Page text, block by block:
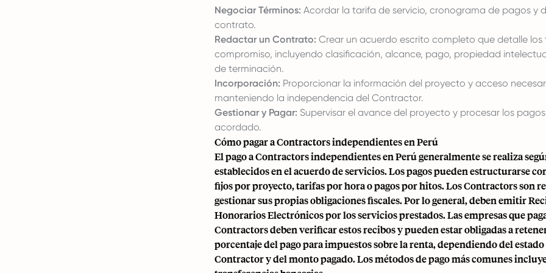
Negociar Términos: Acordar la tarifa de servicio, cronograma de pagos y
contrato.
Redactar un Contrato: Crear un acuerdo escrito completo que detalle los
compromiso, incluyendo clasificación, alcance, pago, propiedad
de terminación.
Incorporación: Proporcionar la información del proyecto y acceso
manteniendo la independencia del Contractor.
Gestionar y Pagar: Supervisar el avance del proyecto y procesar los
acordado.
Cómo pagar a Contractors independientes en Perú
El pago a Contractors independientes en Perú generalmente se realiza
establecidos en el acuerdo de servicios. Los pagos pueden estructurarse
fijos por proyecto, tarifas por hora o pagos por hitos. Los Contractors son
gestionar sus propias obligaciones fiscales. Por lo general, deben emitir
Honorarios Electrónicos por los servicios prestados. Las empresas que
Contractors deben verificar estos recibos y pueden estar obligadas a
porcentaje del pago para impuestos sobre la renta, dependiendo del
Contractor y del monto pagado. Los métodos de pago más comunes